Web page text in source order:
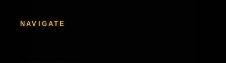
NAVIGATE